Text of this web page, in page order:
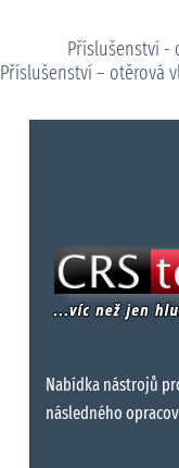
Příslušenství -
Příslušenství – otěrová
Nabídka nástrojů
následného